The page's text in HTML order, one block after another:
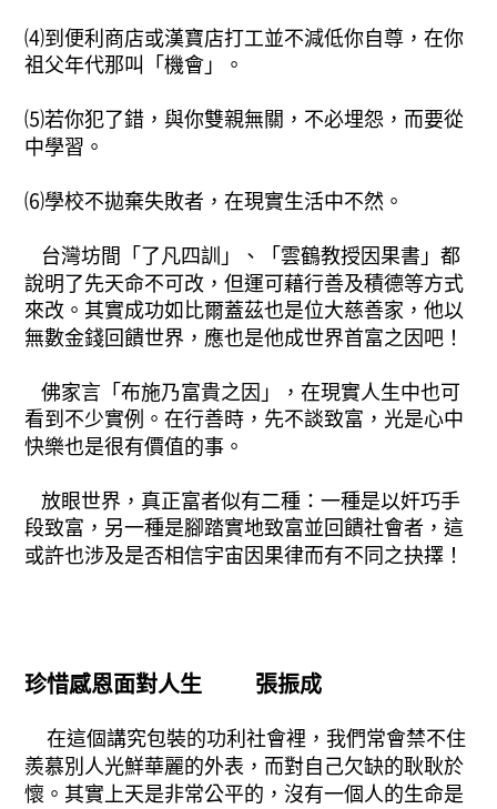
⑷到便利商店或漢寶店打工並不減低你自尊，在你
祖父年代那叫「機會」。
⑸若你犯了錯，與你雙親無關，不必埋怨，而要從
中學習。
⑹學校不拋棄失敗者，在現實生活中不然。
台灣坊間「了凡四訓」、「雲鶴教授因果書」都
說明了先天命不可改，但運可藉行善及積德等方式
來改。其實成功如比爾蓋茲也是位大慈善家，他以
無數金錢回饋世界，應也是他成世界首富之因吧！
佛家言「布施乃富貴之因」，在現實人生中也可
看到不少實例。在行善時，先不談致富，光是心中
快樂也是很有價值的事。
放眼世界，真正富者似有二種：一種是以奸巧手
段致富，另一種是腳踏實地致富並回饋社會者，這
或許也涉及是否相信宇宙因果律而有不同之抉擇！
珍惜感恩面對人生 張振成
在這個講究包裝的功利社會裡，我們常會禁不住
羨慕別人光鮮華麗的外表，而對自己欠缺的耿耿於
懷。其實上天是非常公平的，沒有一個人的生命是